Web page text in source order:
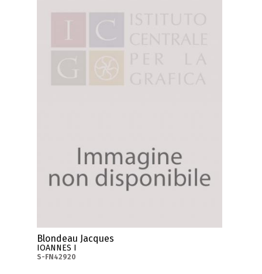
Blondeau Jacques
IOANNES I
S-FN42920